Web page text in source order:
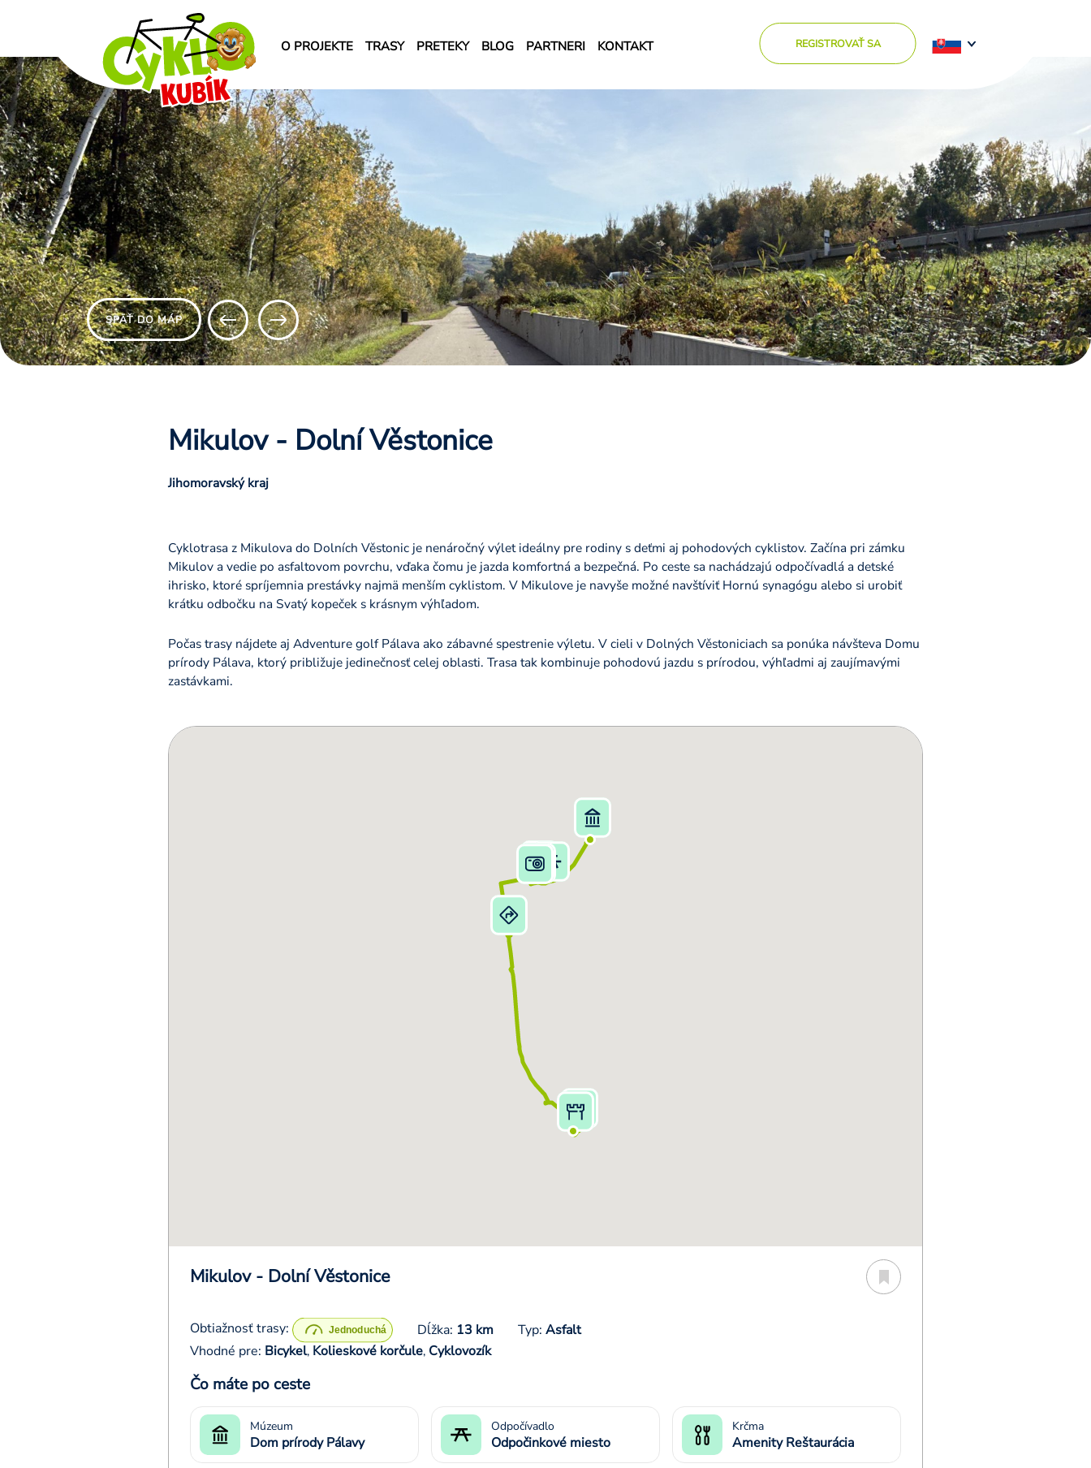
O PROJEKTE TRASY PRETEKY BLOG PARTNERI KONTAKT REGISTROVAŤ SA
SPÄŤ DO MÁP
Mikulov - Dolní Věstonice
Jihomoravský kraj
Cyklotrasa z Mikulova do Dolních Věstonic je nenáročný výlet ideálny pre rodiny s deťmi aj pohodových cyklistov. Začína pri zámku
Mikulov a vedie po asfaltovom povrchu, vďaka čomu je jazda komfortná a bezpečná. Po ceste sa nachádzajú odpočívadlá a detské
ihrisko, ktoré spríjemnia prestávky najmä menším cyklistom. V Mikulove je navyše možné navštíviť Hornú synagógu alebo si urobiť
krátku odbočku na Svatý kopeček s krásnym výhľadom.
Počas trasy nájdete aj Adventure golf Pálava ako zábavné spestrenie výletu. V cieli v Dolných Věstoniciach sa ponúka návšteva Domu
prírody Pálava, ktorý približuje jedinečnosť celej oblasti. Trasa tak kombinuje pohodovú jazdu s prírodou, výhľadmi aj zaujímavými
zastávkami.
Mikulov - Dolní Věstonice
Obtiažnosť trasy: Dĺžka: 13 km Typ: Asfalt
Vhodné pre: Bicykel, Kolieskové korčule, Cyklovozík
Čo máte po ceste
Múzeum
Dom prírody Pálavy
Odpočívadlo
Odpočinkové miesto
Krčma
Amenity Reštaurácia